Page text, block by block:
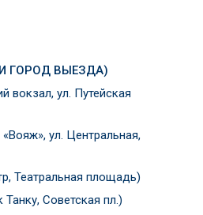
ГОРОД ВЫЕЗДА)
вокзал, ул. Путейская
ул. Центральная,
Театральная площадь)
Советская пл.)